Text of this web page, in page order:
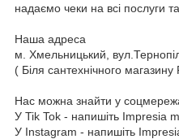
надаємо чеки на всі послуги
Наша адреса
м. Хмельницький,
( Біля сантехнічного
Нас можна знайти у
У Tik Tok - напишіть Impresia
У Instagram - напишіть